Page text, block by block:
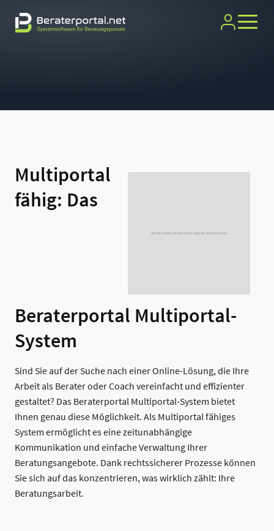
Multiportal
fähig: Das
Beraterportal Multiportal-
System
Sind Sie auf der Suche nach einer Online-Lösung, die Ihre
Arbeit als Berater oder Coach vereinfacht und effizienter
gestaltet? Das Beraterportal Multiportal-System bietet
Ihnen genau diese Möglichkeit. Als Multiportal fähiges
System ermöglicht es eine zeitunabhängige
Kommunikation und einfache Verwaltung Ihrer
Beratungsangebote. Dank rechtssicherer Prozesse können
Sie sich auf das konzentrieren, was wirklich zählt: Ihre
Beratungsarbeit.